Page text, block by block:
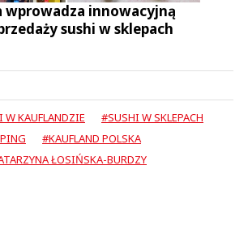
wprowadza innowacyjną
sushi w sklepach
W KAUFLANDZIE
#SUSHI W SKLEPACH
#KAUFLAND POLSKA
ŁOSIŃSKA-BURDZY